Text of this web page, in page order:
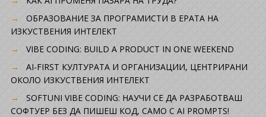
ОБРАЗОВАНИЕ ЗА ПРОГРАМИСТИ В ЕРАТА НА
ИЗКУСТВЕНИЯ ИНТЕЛЕКТ
VIBE CODING: BUILD A PRODUCT IN ONE WEEKEND
AI-FIRST КУЛТУРАТА И ОРГАНИЗАЦИИ, ЦЕНТРИРАНИ
ОКОЛО ИЗКУСТВЕНИЯ ИНТЕЛЕКТ
SOFTUNI VIBE CODING: НАУЧИ СЕ ДА РАЗРАБОТВАШ
СОФТУЕР БЕЗ ДА ПИШЕШ КОД, САМО С AI PROMPTS!